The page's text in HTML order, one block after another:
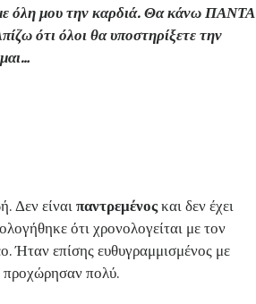
όλη μου την καρδιά. Θα κάνω ΠΑΝΤΑ
ότι όλοι θα υποστηρίξετε την
Δεν είναιπαντρεμένοςκαι δεν έχει
ότι χρονολογείται με τον
Ήταν επίσης ευθυγραμμισμένος με
προχώρησαν πολύ.